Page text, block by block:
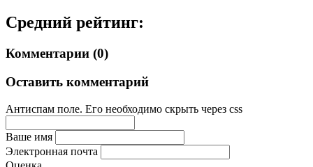
Средний рейтинг:
Комментарии (0)
Оставить комментарий
Антиспам поле. Его необходимо скрыть через css
Ваше имя
Электронная почта